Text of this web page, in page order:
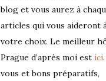
blog et vous aurez à
articles qui vous aideront
votre choix. Le meilleur
Prague d’après moi est ici
vous et bons préparatifs,